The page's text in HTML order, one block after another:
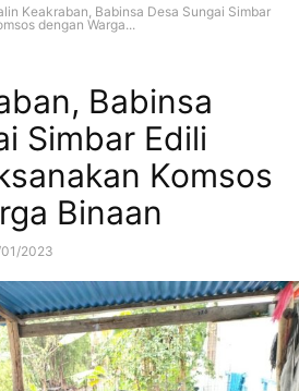
Keakraban, Babinsa Desa Sungai Simbar
dengan Warga...
Babinsa
Simbar Edili
Komsos
Binaan
2023